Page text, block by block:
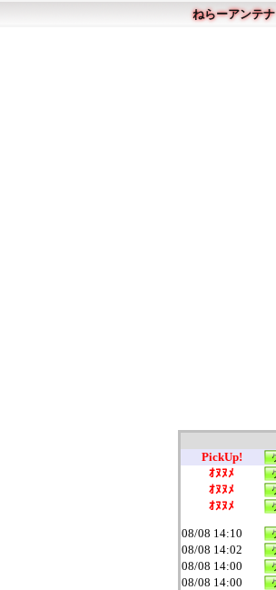
ねらーアンテナ
PickUp!
ｵﾇﾇﾒ
ｵﾇﾇﾒ
ｵﾇﾇﾒ
08/08 14:10
08/08 14:02
08/08 14:00
08/08 14:00